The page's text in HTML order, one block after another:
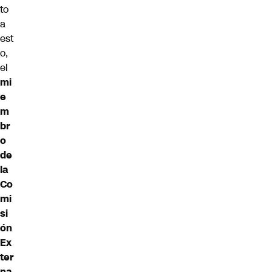
to
a
est
o,
el
mi
e
m
br
o
de
la
Co
mi
si
ón
Ex
ter